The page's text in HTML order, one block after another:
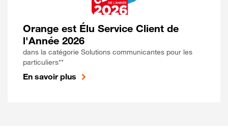
Orange est Élu Service Client de
l'Année 2026
dans la catégorie Solutions communicantes pour les
particuliers**
En savoir plus